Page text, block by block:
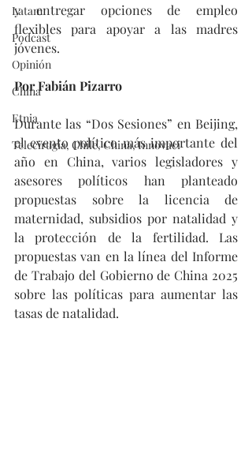
Latam
Podcast
Opinión
China
Etnia
Telecirugía, Chile, China, Innovaci
y entregar opciones de empleo
flexibles para apoyar a las madres
jóvenes.
Por Fabián Pizarro
Durante las “Dos Sesiones” en Beijing,
el evento político más importante del
año en China, varios legisladores y
asesores políticos han planteado
propuestas sobre la licencia de
maternidad, subsidios por natalidad y
la protección de la fertilidad. Las
propuestas van en la línea del Informe
de Trabajo del Gobierno de China 2025
sobre las políticas para aumentar las
tasas de natalidad.